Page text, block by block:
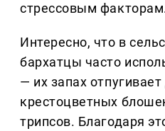
стрессовым
Интересно, что в
бархатцы часто
— их запах
крестоцветных
трипсов. Благодаря